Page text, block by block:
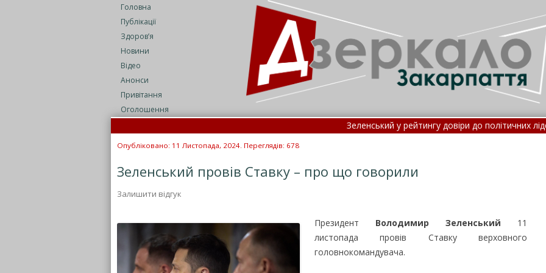
Головна
Публікації
Здоров’я
Новини
Відео
Анонси
Привітання
Оголошення
Зеленський у рейтингу довіри до політичних
Нові правила госпіталізації: потрапити до
Опубліковано: 11 Листопада, 2024. Переглядів: 678
Зеленський провів Ставку – про що говорили
Залишити відгук
Президент Володимир Зеленський 11
листопада провів Ставку верховного
головнокомандувача.